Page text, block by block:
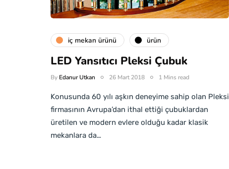
i̇ç mekan ürünü ürün
LED Yansıtıcı Pleksi Çubuk
By Edanur Utkan 26 Mart 2018 1 Mins read
Konusunda 60 yılı aşkın deneyime sahip olan Pleksi
firmasının Avrupa’dan ithal ettiği çubuklardan
üretilen ve modern evlere olduğu kadar klasik
mekanlara da…